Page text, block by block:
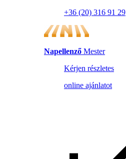
+36 (20) 316 91 29
Napellenző Mester
Kérjen részletes
online ajánlatot